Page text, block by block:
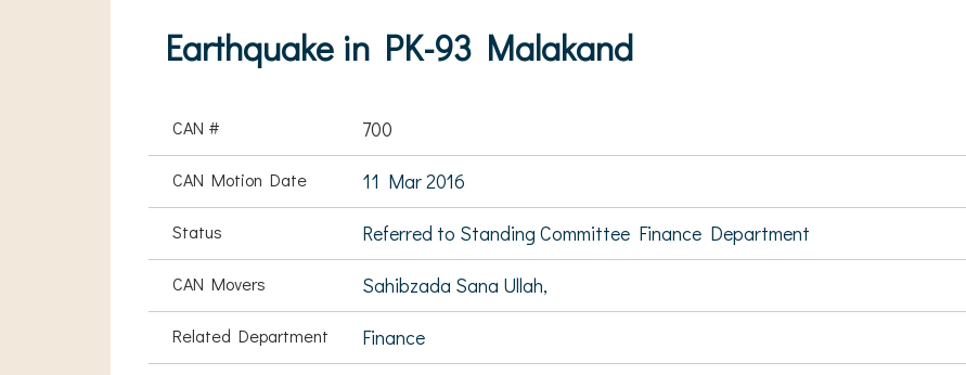
Earthquake in PK-93 Malakand
CAN # 700
CAN Motion Date 11 Mar 2016
Status Referred to Standing Committee Finance Department
CAN Movers Sahibzada Sana Ullah,
Related Department Finance